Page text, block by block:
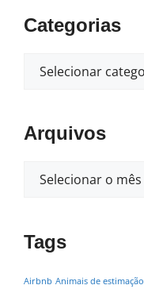
Categorias
Arquivos
Tags
Airbnb Animais de estimação